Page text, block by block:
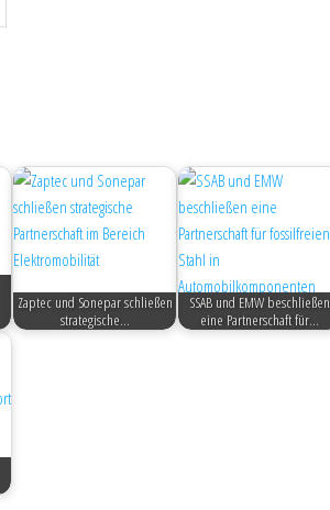
Zaptec und Sonepar schließen
strategische…
SSAB und EMW beschließen
eine Partnerschaft für…